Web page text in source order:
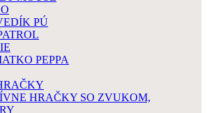
PÚ
PEPPA
HRAČKY SO ZVUKOM,